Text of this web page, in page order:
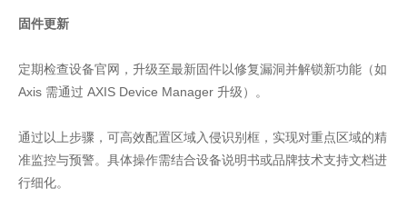
固件更新
定期检查设备官网，升级至最新固件以修复漏洞并解锁新功能（如
Axis 需通过 AXIS Device Manager 升级）。
通过以上步骤，可高效配置区域入侵识别框，实现对重点区域的精
准监控与预警。具体操作需结合设备说明书或品牌技术支持文档进
行细化。